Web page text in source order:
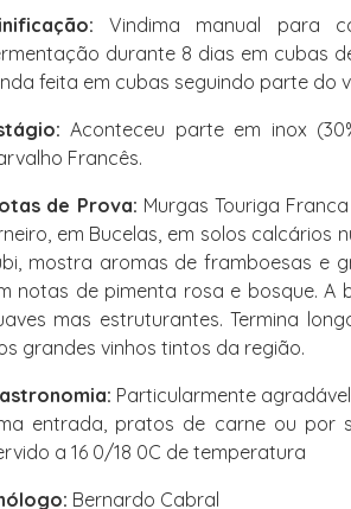
Vindima manual para
durante 8 dias em cubas
feita em cubas seguindo parte do
Aconteceu parte em inox
Francês.
de Prova: Murgas Touriga
em Bucelas, em solos calcários
mostra aromas de framboesas e
notas de pimenta rosa e bosque. A
mas estruturantes. Termina
grandes vinhos tintos da região.
Particularmente
entrada, pratos de carne ou por
a 16 0/18 0C de temperatura
Bernardo Cabral